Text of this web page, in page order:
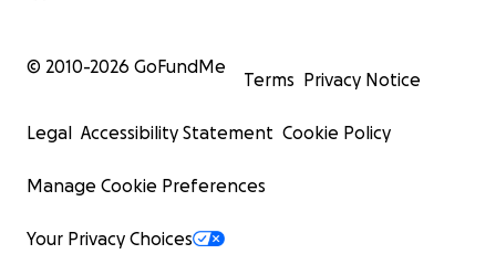
© 2010-2026 GoFundMe
Terms Privacy Notice
Legal Accessibility Statement Cookie Policy
Manage Cookie Preferences
Your Privacy Choices